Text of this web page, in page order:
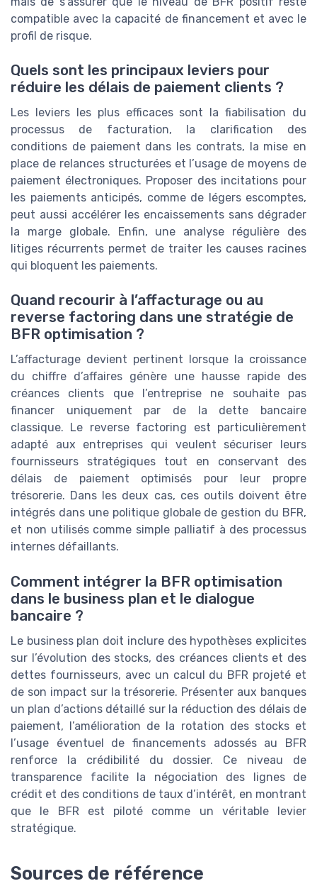
compatible avec la capacité de financement et avec le
profil de risque.
Quels sont les principaux leviers pour
réduire les délais de paiement clients ?
Les leviers les plus efficaces sont la fiabilisation du
processus de facturation, la clarification des
conditions de paiement dans les contrats, la mise en
place de relances structurées et l’usage de moyens de
paiement électroniques. Proposer des incitations pour
les paiements anticipés, comme de légers escomptes,
peut aussi accélérer les encaissements sans dégrader
la marge globale. Enfin, une analyse régulière des
litiges récurrents permet de traiter les causes racines
qui bloquent les paiements.
Quand recourir à l’affacturage ou au
reverse factoring dans une stratégie de
BFR optimisation ?
L’affacturage devient pertinent lorsque la croissance
du chiffre d’affaires génère une hausse rapide des
créances clients que l’entreprise ne souhaite pas
financer uniquement par de la dette bancaire
classique. Le reverse factoring est particulièrement
adapté aux entreprises qui veulent sécuriser leurs
fournisseurs stratégiques tout en conservant des
délais de paiement optimisés pour leur propre
trésorerie. Dans les deux cas, ces outils doivent être
intégrés dans une politique globale de gestion du BFR,
et non utilisés comme simple palliatif à des processus
internes défaillants.
Comment intégrer la BFR optimisation
dans le business plan et le dialogue
bancaire ?
Le business plan doit inclure des hypothèses explicites
sur l’évolution des stocks, des créances clients et des
dettes fournisseurs, avec un calcul du BFR projeté et
de son impact sur la trésorerie. Présenter aux banques
un plan d’actions détaillé sur la réduction des délais de
paiement, l’amélioration de la rotation des stocks et
l’usage éventuel de financements adossés au BFR
renforce la crédibilité du dossier. Ce niveau de
transparence facilite la négociation des lignes de
crédit et des conditions de taux d’intérêt, en montrant
que le BFR est piloté comme un véritable levier
stratégique.
Sources de référence